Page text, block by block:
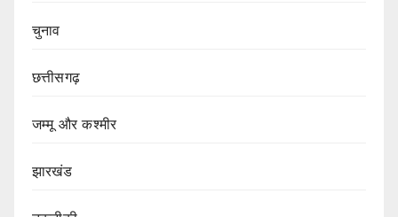
चुनाव
छत्तीसगढ़
जम्मू और कश्मीर
झारखंड